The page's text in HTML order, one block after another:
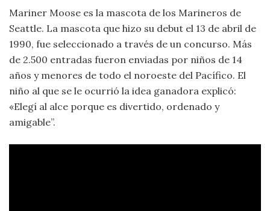
Mariner Moose es la mascota de los Marineros de
Seattle. La mascota que hizo su debut el 13 de abril de
1990, fue seleccionado a través de un concurso. Más
de 2.500 entradas fueron enviadas por niños de 14
años y menores de todo el noroeste del Pacífico. El
niño al que se le ocurrió la idea ganadora explicó:
«Elegí al alce porque es divertido, ordenado y
amigable”.